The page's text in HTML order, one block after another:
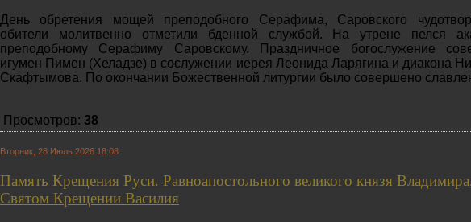
День обретения мощей преподобного Серафима, Саровского
обители молитвенно отметили бденной службой. На утрене пелся
преподобному Серафиму Саровскому. Праздничное богослужение
игумен Пимен (Хеладзе) в сослужении иерея Леонида Ларягина и диакона
Скафтымова. По окончании Божественной литургии было совершено
Просмотров: 38
Вторник, 28 Июль 2026 18:08
Память Крещения Руси. Равноапостольного великого князя
Святом Крещении Василия